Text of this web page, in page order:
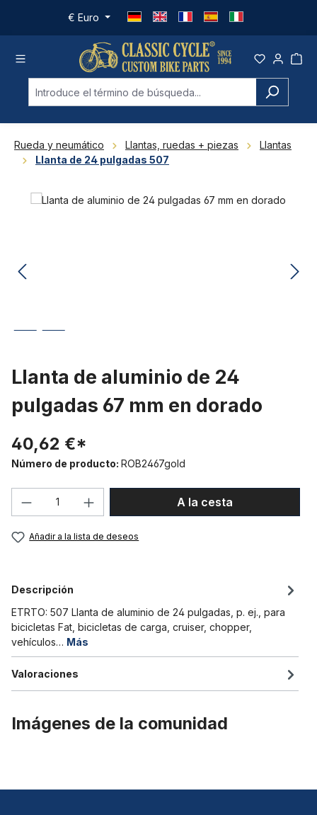
Saltar al contenido principal
€ Euro
Rueda y neumático Llantas, ruedas + piezas
Llantas
Llanta de 24 pulgadas 507
Omitir galería de imágenes
Llanta de aluminio de 24
pulgadas 67 mm en dorado
40,62 €*
Número de producto: ROB2467gold
Cantidad del producto: introduce la
A la cesta
Añadir a la lista de deseos
Descripción
ETRTO: 507 Llanta de aluminio de 24 pulgadas, p. ej., para
bicicletas Fat, bicicletas de carga, cruiser, chopper,
vehículos… Más
Valoraciones
Imágenes de la comunidad